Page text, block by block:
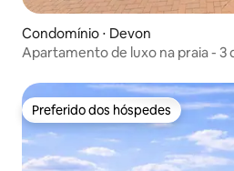
Condomínio ⋅ Devon
Apartamento de luxo na praia -
Preferido dos hóspedes
Preferido dos hóspedes